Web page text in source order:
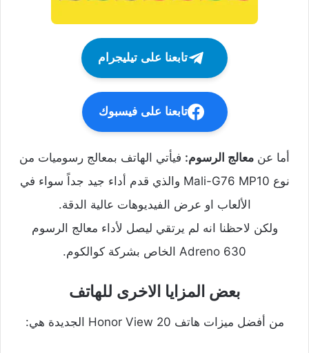
تابعنا على تيليجرام
تابعنا على فيسبوك
أما عن معالج الرسوم: فيأتي الهاتف بمعالج رسوميات من
نوع Mali-G76 MP10 والذي قدم أداء جيد جداً سواء في
الألعاب او عرض الفيديوهات عالية الدقة.
ولكن لاحظنا انه لم يرتقي ليصل لأداء معالج الرسوم
Adreno 630 الخاص بشركة كوالكوم.
بعض المزايا الاخرى للهاتف
من أفضل ميزات هاتف Honor View 20 الجديدة هي: